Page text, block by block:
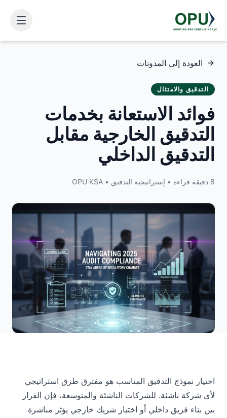
العودة إلى المدونات
التدقيق والامتثال
فوائد الاستعانة بخدمات
التدقيق الخارجية مقابل
التدقيق الداخلي
8 دقيقة قراءة • إستراتيجية التدقيق • OPU KSA
اختيار نموذج التدقيق المناسب هو مفترق طرق استراتيجي
لأي شركة ناشئة. للشركات الناشئة والمتوسعة، فإن القرار
بين بناء فريق داخلي أو اختيار شريك خارجي يؤثر مباشرة